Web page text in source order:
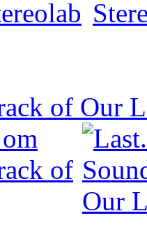
of Our